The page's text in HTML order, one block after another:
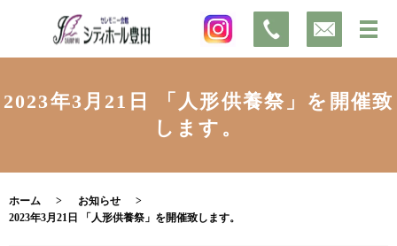
2023年3月21日 「人形供養祭」を開催致
します。
ホーム
お知らせ
2023年3月21日 「人形供養祭」を開催致します。